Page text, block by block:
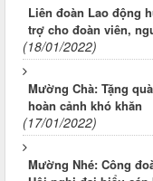
Liên đoàn Lao động
trợ cho đoàn viên,
(18/01/2022)
Mường Chà: Tặng
hoàn cảnh khó khăn
(17/01/2022)
Mường Nhé: Công